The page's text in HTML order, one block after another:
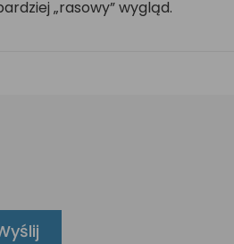
„rasowy” wygląd.